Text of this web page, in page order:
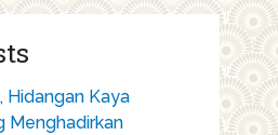
Hidangan Kaya
Menghadirkan